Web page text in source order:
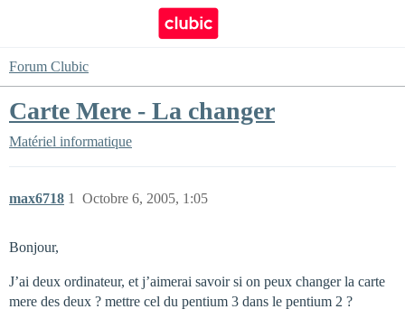
Forum Clubic
Carte Mere - La changer
Matériel informatique
max6718 Octobre 6, 2005, 1:05
1
Bonjour,
J’ai deux ordinateur, et j’aimerai savoir si on peux changer la carte
mere des deux ? mettre cel du pentium 3 dans le pentium 2 ?